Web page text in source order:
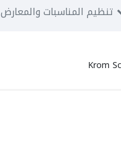
تنظيم المناسبات والمعارض
Krom